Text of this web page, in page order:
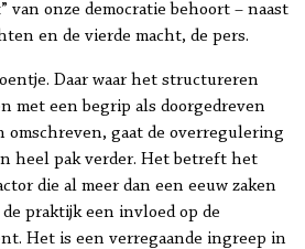
van onze democratie behoort – naast
en de vierde macht, de pers.
Daar waar het structureren
met een begrip als doorgedreven
omschreven, gaat de overregulering
heel pak verder. Het betreft het
die al meer dan een eeuw zaken
praktijk een invloed op de
Het is een verregaande ingreep in